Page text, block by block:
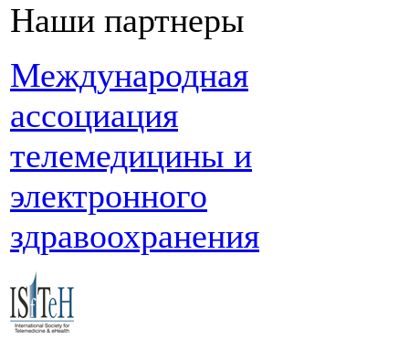
Наши партнеры
Международная
ассоциация
телемедицины и
электронного
здравоохранения